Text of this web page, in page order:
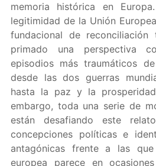
memoria histórica en
legitimidad de la Unión
fundacional de reconciliación
primado una perspectiva
episodios más traumáticos
desde las dos guerras
hasta la paz y la
embargo, toda una serie de
están desafiando este
concepciones políticas e
antagónicas frente a las
europea parece en